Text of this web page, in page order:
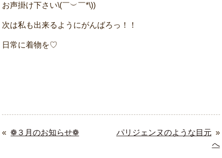
お声掛け下さい\(￣︶￣*\))
次は私も出来るようにがんばろっ！！
日常に着物を♡
« ❁３月のお知らせ❁ »
パリジェンヌのような目元
へ